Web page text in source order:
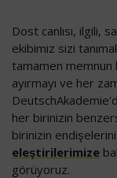
Dost canlısı, ilgili,
ekibimiz sizi
tamamen memnun
ayırmayı ve her
her birinizin
birinizin endişelerini
eleştirilerimize
görüyoruz.